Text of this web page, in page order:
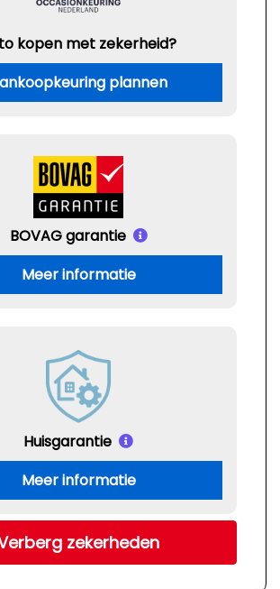
kopen met zekerheid?
plannen
BOVAG garantie
Meer informatie
Huisgarantie
Meer informatie
zekerheden